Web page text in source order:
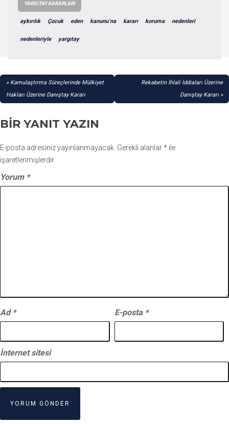
YARGITAY KARARLARI
aykırılık Çocuk eden kanunu’na kararı koruma nedenleri
nedenleriyle yargıtay
YAZI
GEZINMESI
Kamulaştırma Süreçlerinde Mülkiyet
Hakları Üzerine Danıştay Kararı
Rekabetin İhlali İddiaları Üzerine
Danıştay Kararı
BIR YANIT YAZIN
E-posta adresiniz yayınlanmayacak. Gerekli alanlar* ile
işaretlenmişlerdir
Yorum *
Ad * E-posta *
İnternet sitesi